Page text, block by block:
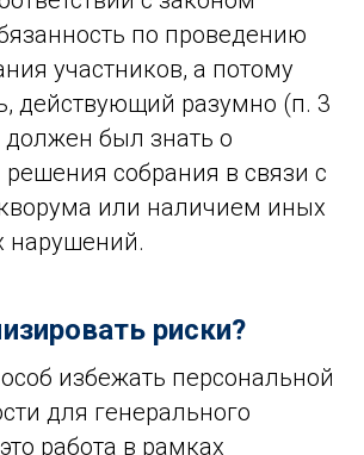
по проведению
участников, а потому
действующий разумно (п. 3
должен был знать о
собрания в связи с
или наличием иных
нарушений.
риски?
избежать персональной
для генерального
работа в рамках